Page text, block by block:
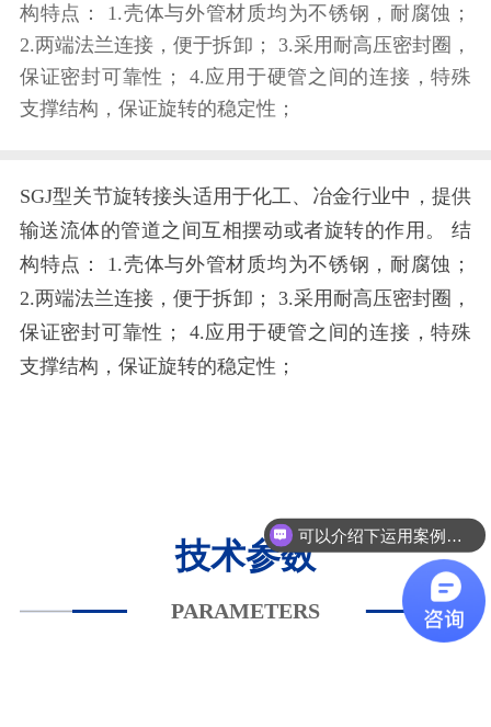
构特点： 1.壳体与外管材质均为不锈钢，耐腐蚀；
2.两端法兰连接，便于拆卸； 3.采用耐高压密封圈，
保证密封可靠性； 4.应用于硬管之间的连接，特殊
支撑结构，保证旋转的稳定性；
SGJ型关节旋转接头适用于化工、冶金行业中，提供
输送流体的管道之间互相摆动或者旋转的作用。 结
构特点： 1.壳体与外管材质均为不锈钢，耐腐蚀；
2.两端法兰连接，便于拆卸； 3.采用耐高压密封圈，
保证密封可靠性； 4.应用于硬管之间的连接，特殊
支撑结构，保证旋转的稳定性；
技术参数
PARAMETERS